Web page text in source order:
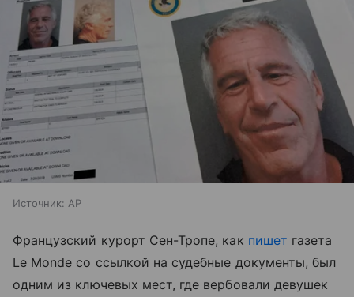
Источник: AP
Французский курорт Сен-Тропе, как пишет газета
Le Monde со ссылкой на судебные документы, был
одним из ключевых мест, где вербовали девушек